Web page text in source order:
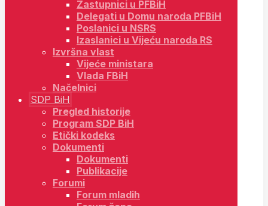
Zastupnici u PFBiH
Delegati u Domu naroda PFBiH
Poslanici u NSRS
Izaslanici u Vijeću naroda RS
Izvršna vlast
Vijeće ministara
Vlada FBiH
Načelnici
SDP BiH
Pregled historije
Program SDP BiH
Etički kodeks
Dokumenti
Dokumenti
Publikacije
Forumi
Forum mladih